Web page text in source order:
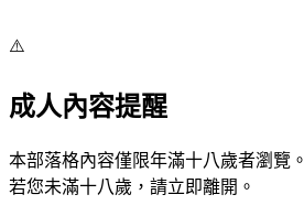
⚠️
成人內容提醒
本部落格內容僅限年滿十八歲者瀏覽。
若您未滿十八歲，請立即離開。